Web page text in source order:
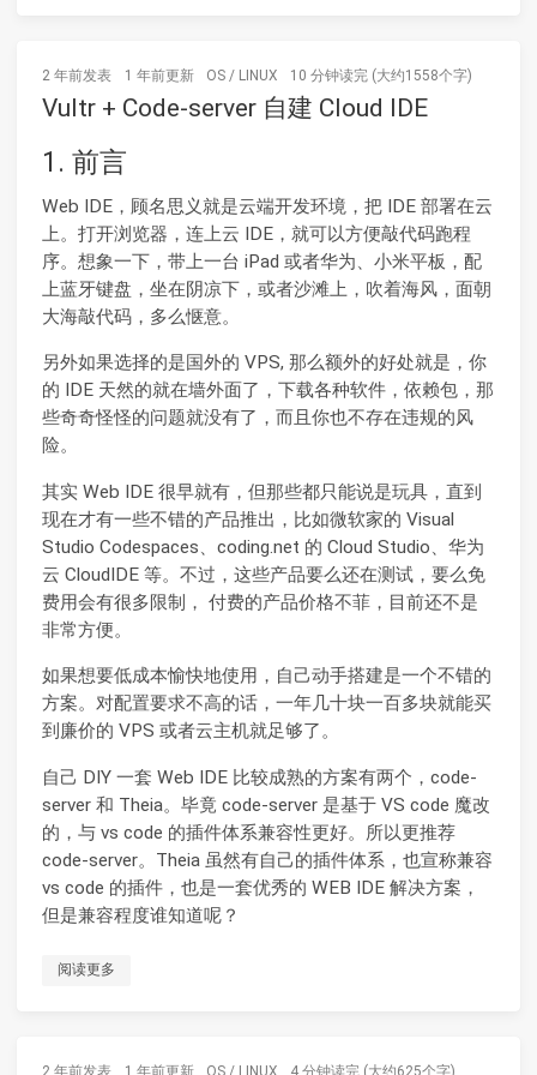
2 年前发表 1 年前更新 OS / LINUX 10 分钟读完 (大约1558个字)
Vultr + Code-server 自建 Cloud IDE
1. 前言
Web IDE，顾名思义就是云端开发环境，把 IDE 部署在云
上。打开浏览器，连上云 IDE，就可以方便敲代码跑程
序。想象一下，带上一台 iPad 或者华为、小米平板，配
上蓝牙键盘，坐在阴凉下，或者沙滩上，吹着海风，面朝
大海敲代码，多么惬意。
另外如果选择的是国外的 VPS, 那么额外的好处就是，你
的 IDE 天然的就在墙外面了，下载各种软件，依赖包，那
些奇奇怪怪的问题就没有了，而且你也不存在违规的风
险。
其实 Web IDE 很早就有，但那些都只能说是玩具，直到
现在才有一些不错的产品推出，比如微软家的 Visual
Studio Codespaces、coding.net 的 Cloud Studio、华为
云 CloudIDE 等。不过，这些产品要么还在测试，要么免
费用会有很多限制， 付费的产品价格不菲，目前还不是
非常方便。
如果想要低成本愉快地使用，自己动手搭建是一个不错的
方案。对配置要求不高的话，一年几十块一百多块就能买
到廉价的 VPS 或者云主机就足够了。
自己 DIY 一套 Web IDE 比较成熟的方案有两个，code-
server 和 Theia。毕竟 code-server 是基于 VS code 魔改
的，与 vs code 的插件体系兼容性更好。所以更推荐
code-server。Theia 虽然有自己的插件体系，也宣称兼容
vs code 的插件，也是一套优秀的 WEB IDE 解决方案，
但是兼容程度谁知道呢？
阅读更多